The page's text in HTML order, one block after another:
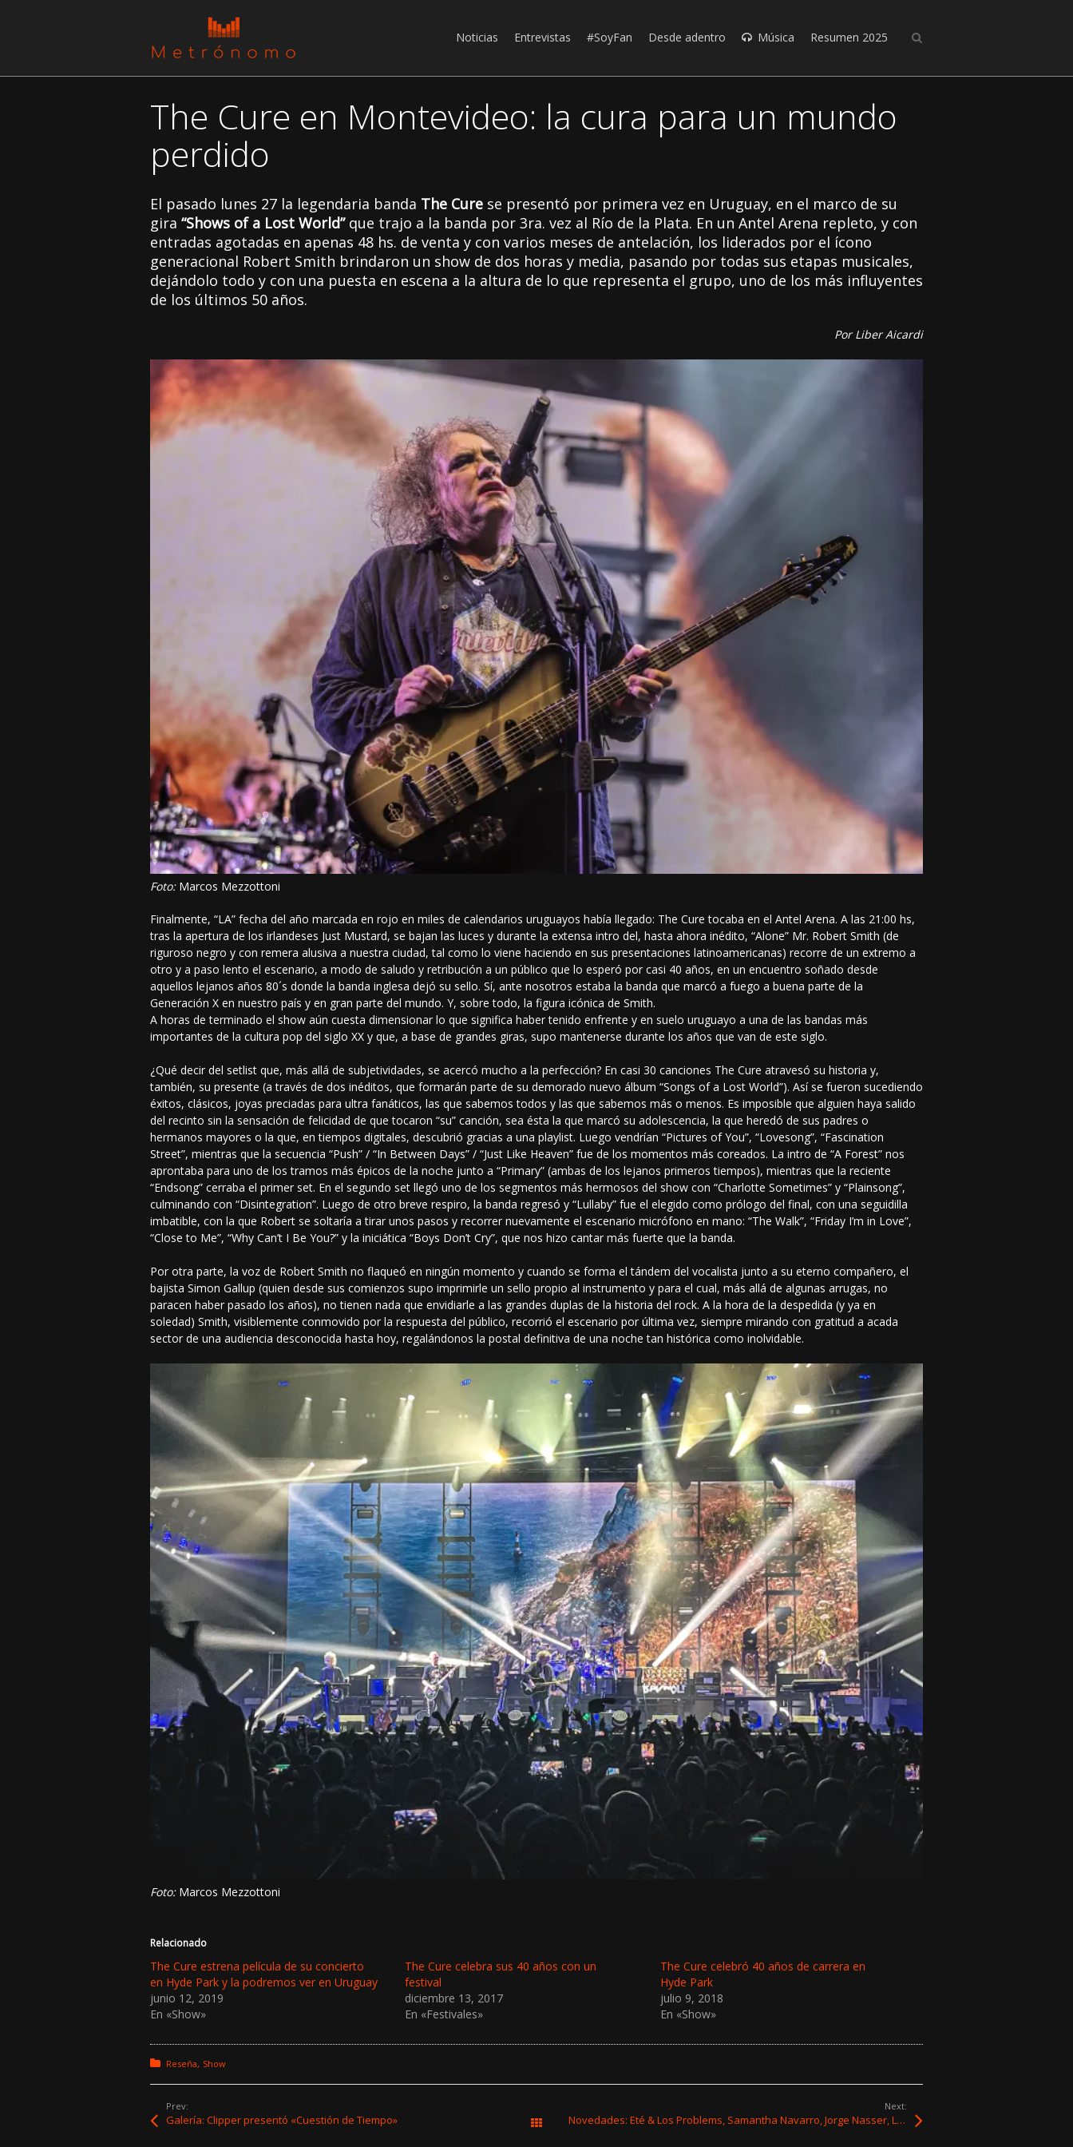
Noticias Entrevistas #SoyFan Desde adentro Música Resumen 2025
The Cure en Montevideo: la cura para un mundo
perdido
El pasado lunes 27 la legendaria banda The Cure se presentó por primera vez en Uruguay, en el marco de su
gira “Shows of a Lost World”que trajo a la banda por 3ra. vez al Río de la Plata. En un Antel Arena repleto, y con
entradas agotadas en apenas 48 hs. de venta y con varios meses de antelación, los liderados por el ícono
generacional Robert Smith brindaron un show de dos horas y media, pasando por todas sus etapas musicales,
dejándolo todo y con una puesta en escena a la altura de lo que representa el grupo, uno de los más influyentes
de los últimos 50 años.
Por Liber Aicardi
Foto:Marcos Mezzottoni
Finalmente, “LA” fecha del año marcada en rojo en miles de calendarios uruguayos había llegado: The Cure tocaba en el Antel Arena. A las 21:00 hs,
tras la apertura de los irlandeses Just Mustard, se bajan las luces y durante la extensa intro del, hasta ahora inédito, “Alone” Mr. Robert Smith (de
riguroso negro y con remera alusiva a nuestra ciudad, tal como lo viene haciendo en sus presentaciones latinoamericanas) recorre de un extremo a
otro y a paso lento el escenario, a modo de saludo y retribución a un público que lo esperó por casi 40 años, en un encuentro soñado desde
aquellos lejanos años 80´s donde la banda inglesa dejó su sello. Sí, ante nosotros estaba la banda que marcó a fuego a buena parte de la
Generación X en nuestro país y en gran parte del mundo. Y, sobre todo, la figura icónica de Smith.
A horas de terminado el show aún cuesta dimensionar lo que significa haber tenido enfrente y en suelo uruguayo a una de las bandas más
importantes de la cultura pop del siglo XX y que, a base de grandes giras, supo mantenerse durante los años que van de este siglo.
¿Qué decir del setlist que, más allá de subjetividades, se acercó mucho a la perfección? En casi 30 canciones The Cure atravesó su historia y,
también, su presente (a través de dos inéditos, que formarán parte de su demorado nuevo álbum “Songs of a Lost World”). Así se fueron sucediendo
éxitos, clásicos, joyas preciadas para ultra fanáticos, las que sabemos todos y las que sabemos más o menos. Es imposible que alguien haya salido
del recinto sin la sensación de felicidad de que tocaron “su” canción, sea ésta la que marcó su adolescencia, la que heredó de sus padres o
hermanos mayores o la que, en tiempos digitales, descubrió gracias a una playlist. Luego vendrían “Pictures of You”, “Lovesong”, “Fascination
Street”, mientras que la secuencia “Push” / “In Between Days” / “Just Like Heaven” fue de los momentos más coreados. La intro de “A Forest” nos
aprontaba para uno de los tramos más épicos de la noche junto a “Primary” (ambas de los lejanos primeros tiempos), mientras que la reciente
“Endsong” cerraba el primer set. En el segundo set llegó uno de los segmentos más hermosos del show con “Charlotte Sometimes” y “Plainsong”,
culminando con “Disintegration”. Luego de otro breve respiro, la banda regresó y “Lullaby” fue el elegido como prólogo del final, con una seguidilla
imbatible, con la que Robert se soltaría a tirar unos pasos y recorrer nuevamente el escenario micrófono en mano: “The Walk”, “Friday I’m in Love”,
“Close to Me”, “Why Can’t I Be You?” y la iniciática “Boys Don’t Cry”, que nos hizo cantar más fuerte que la banda.
Por otra parte, la voz de Robert Smith no flaqueó en ningún momento y cuando se forma el tándem del vocalista junto a su eterno compañero, el
bajista Simon Gallup (quien desde sus comienzos supo imprimirle un sello propio al instrumento y para el cual, más allá de algunas arrugas, no
paracen haber pasado los años), no tienen nada que envidiarle a las grandes duplas de la historia del rock. A la hora de la despedida (y ya en
soledad) Smith, visiblemente conmovido por la respuesta del público, recorrió el escenario por última vez, siempre mirando con gratitud a acada
sector de una audiencia desconocida hasta hoy, regalándonos la postal definitiva de una noche tan histórica como inolvidable.
Foto:Marcos Mezzottoni
Relacionado
The Cure estrena película de su concierto
en Hyde Park y la podremos ver en Uruguay
junio 12, 2019
En «Show»
The Cure celebra sus 40 años con un
festival
diciembre 13, 2017
En «Festivales»
The Cure celebró 40 años de carrera en
Hyde Park
julio 9, 2018
En «Show»
Posted in:
Reseña Show
Prev:
Galería: Clipper presentó «Cuestión de Tiempo» Todas las entradas
Next:
Novedades: Eté & Los Problems, Samantha Navarro, Jorge Nasser, LoNaranjaDeLaLuz, Fabián Marquisio y Salados